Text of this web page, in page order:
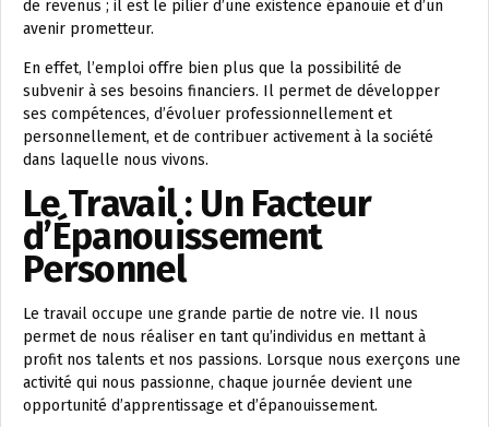
de revenus ; il est le pilier d’une existence épanouie et d’un
avenir prometteur.
En effet, l’emploi offre bien plus que la possibilité de
subvenir à ses besoins financiers. Il permet de développer
ses compétences, d’évoluer professionnellement et
personnellement, et de contribuer activement à la société
dans laquelle nous vivons.
Le Travail : Un Facteur
d’Épanouissement
Personnel
Le travail occupe une grande partie de notre vie. Il nous
permet de nous réaliser en tant qu’individus en mettant à
profit nos talents et nos passions. Lorsque nous exerçons une
activité qui nous passionne, chaque journée devient une
opportunité d’apprentissage et d’épanouissement.